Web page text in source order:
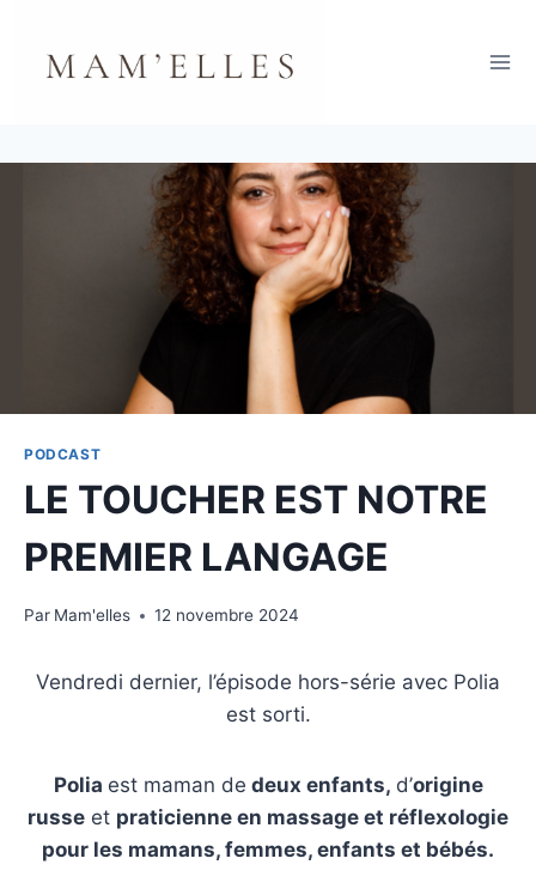
contenu
PODCAST
LE TOUCHER EST NOTRE
PREMIER LANGAGE
Par Mam'elles 12 novembre 2024
Vendredi dernier, l’épisode hors-série avec Polia
est sorti.
Polia est maman de deux enfants, d’origine
russe et praticienne en massage et réflexologie
pour les mamans, femmes, enfants et bébés.